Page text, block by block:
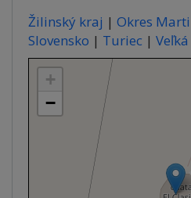
Žilinský kraj | Okres
Slovensko | Turiec |
+
−